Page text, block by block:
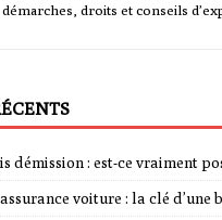
démarches, droits et conseils
démission : est-ce vraiment
voiture : la clé d’une